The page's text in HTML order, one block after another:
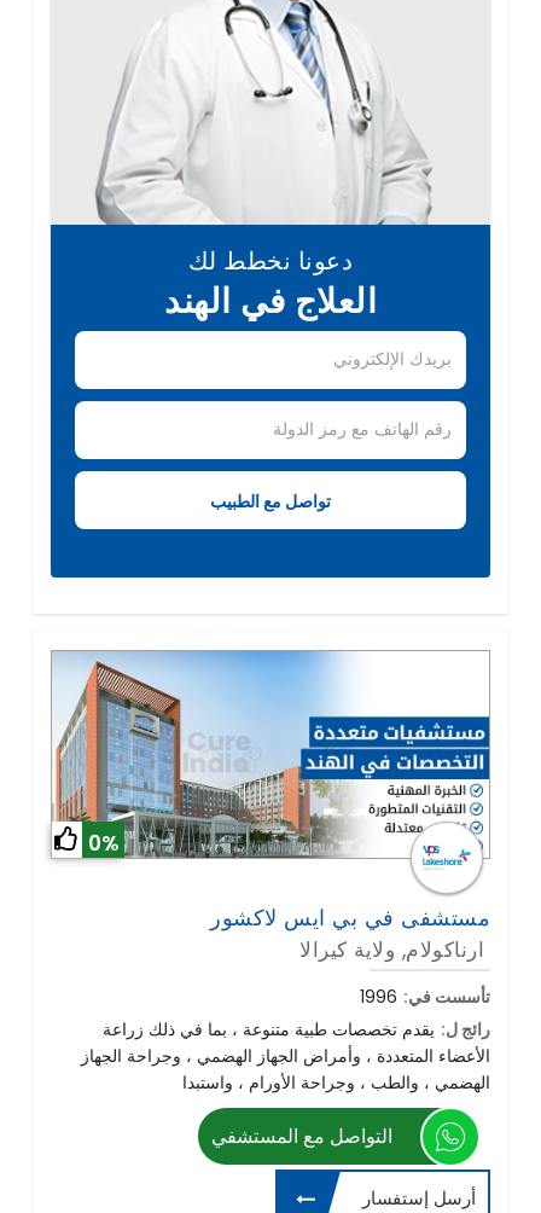
دعونا نخطط لك
العلاج في الهند
0%
مستشفى في بي ايس لاكشور
ارناكولام, ولاية كيرالا
تأسست في: 1996
رائج ل: يقدم تخصصات طبية متنوعة ، بما في ذلك زراعة
الأعضاء المتعددة ، وأمراض الجهاز الهضمي ، وجراحة الجهاز
الهضمي ، والطب ، وجراحة الأورام ، واستبدا
التواصل مع المستشفي
أرسل إستفسار